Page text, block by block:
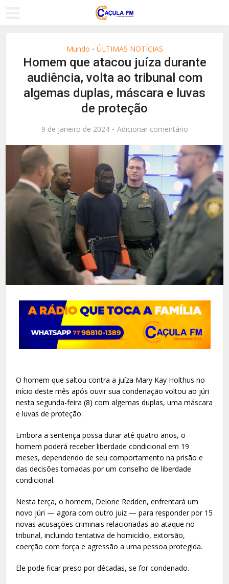
Mundo • ÚLTIMAS NOTÍCIAS
Homem que atacou juíza durante
audiência, volta ao tribunal com
algemas duplas, máscara e luvas
de proteção
9 de janeiro de 2024 Adicionar comentário
O homem que saltou contra a juíza Mary Kay Holthus no
início deste mês após ouvir sua condenação voltou ao júri
nesta segunda-feira (8) com algemas duplas, uma máscara
e luvas de proteção.
Embora a sentença possa durar até quatro anos, o
homem poderá receber liberdade condicional em 19
meses, dependendo de seu comportamento na prisão e
das decisões tomadas por um conselho de liberdade
condicional.
Nesta terça, o homem, Delone Redden, enfrentará um
novo júri — agora com outro juiz — para responder por 15
novas acusações criminais relacionadas ao ataque no
tribunal, incluindo tentativa de homicídio, extorsão,
coerção com força e agressão a uma pessoa protegida.
Ele pode ficar preso por décadas, se for condenado.